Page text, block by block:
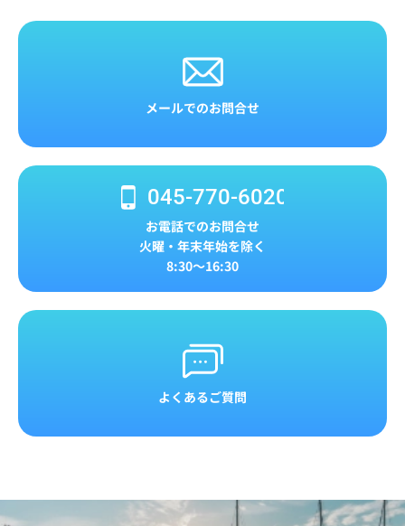
メールでのお問合せ
045-770-6020
お電話でのお問合せ
火曜・年末年始を除く
8:30～16:30
よくあるご質問